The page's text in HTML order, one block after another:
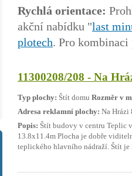
Rychlá orientace:
akční nabídku "last
plotech. Pro
11300208/208 - Na
Typ plochy: Štít domu Rozměr v
Adresa reklamní plochy: Na Hrázi
Popis: Štít budovy v centru Teplic
13.8x11.4m Plocha je dobře
teplického hlavního nádraží. Štít je